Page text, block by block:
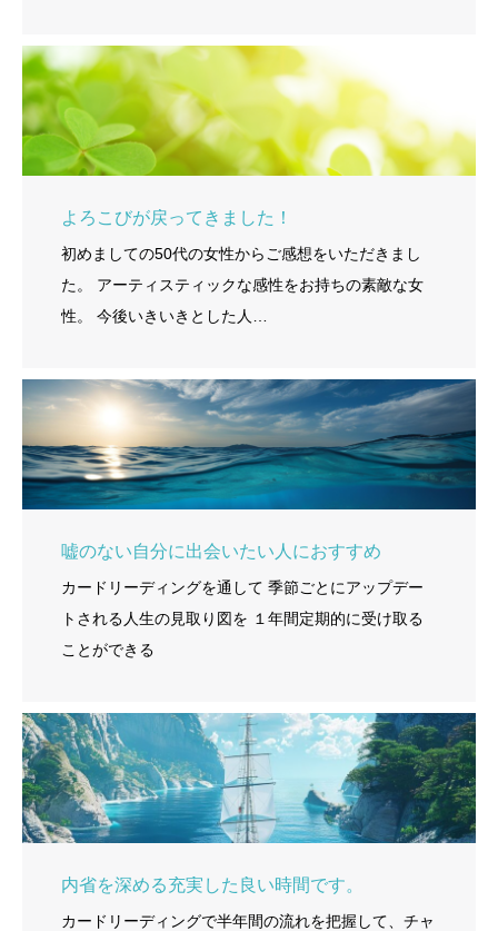
よろこびが戻ってきました！
初めましての50代の女性からご感想をいただきまし
た。 アーティスティックな感性をお持ちの素敵な女
性。 今後いきいきとした人…
嘘のない自分に出会いたい人におすすめ
カードリーディングを通して 季節ごとにアップデー
トされる人生の見取り図を １年間定期的に受け取る
ことができる
内省を深める充実した良い時間です。
カードリーディングで半年間の流れを把握して、チャ